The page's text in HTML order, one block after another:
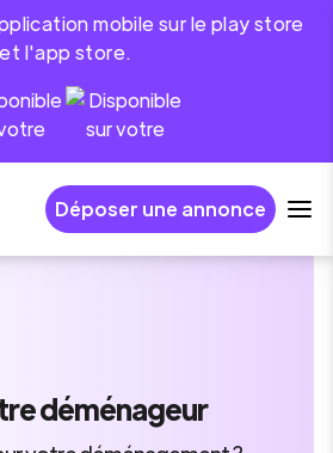
mobile sur le play store
et l'app store.
Déposer une annonce
déménageur